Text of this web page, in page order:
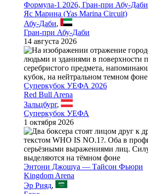
Формула-1 2026, Гран-при Абу-Даби
Яс Марина (Yas Marina Circuit)
Абу-Даби,
Гран-при Абу-Даби
14 августа 2026
Суперкубок УЕФА 2026
Red Bull Arena
Зальцбург,
Суперкубок УЕФА
1 октября 2026
Энтони Джошуа — Тайсон Фьюри
Kingdom Arena
Эр Рияд,